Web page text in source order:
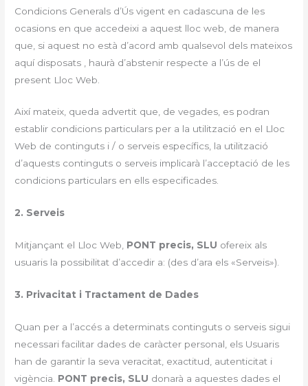
Condicions Generals d’Ús vigent en cadascuna de les
ocasions en que accedeixi a aquest lloc web, de manera
que, si aquest no està d’acord amb qualsevol dels mateixos
aquí disposats , haurà d’abstenir respecte a l’ús de el
present Lloc Web.
Així mateix, queda advertit que, de vegades, es podran
establir condicions particulars per a la utilització en el Lloc
Web de continguts i / o serveis específics, la utilització
d’aquests continguts o serveis implicarà l’acceptació de les
condicions particulars en ells especificades.
2. Serveis
Mitjançant el Lloc Web, PONT precis, SLU ofereix als
usuaris la possibilitat d’accedir a: (des d’ara els «Serveis»).
3. Privacitat i Tractament de Dades
Quan per a l’accés a determinats continguts o serveis sigui
necessari facilitar dades de caràcter personal, els Usuaris
han de garantir la seva veracitat, exactitud, autenticitat i
vigència. PONT precis, SLU donarà a aquestes dades el